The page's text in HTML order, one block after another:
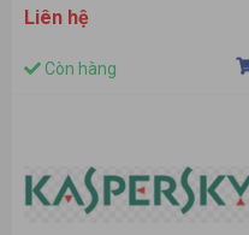
Liên hệ
Còn hàng